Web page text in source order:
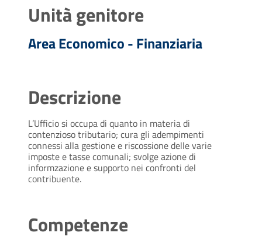
Unità genitore
Area Economico - Finanziaria
Descrizione
L’Ufficio si occupa di quanto in materia di
contenzioso tributario; cura gli adempimenti
connessi alla gestione e riscossione delle varie
imposte e tasse comunali; svolge azione di
informzazione e supporto nei confronti del
contribuente.
Competenze